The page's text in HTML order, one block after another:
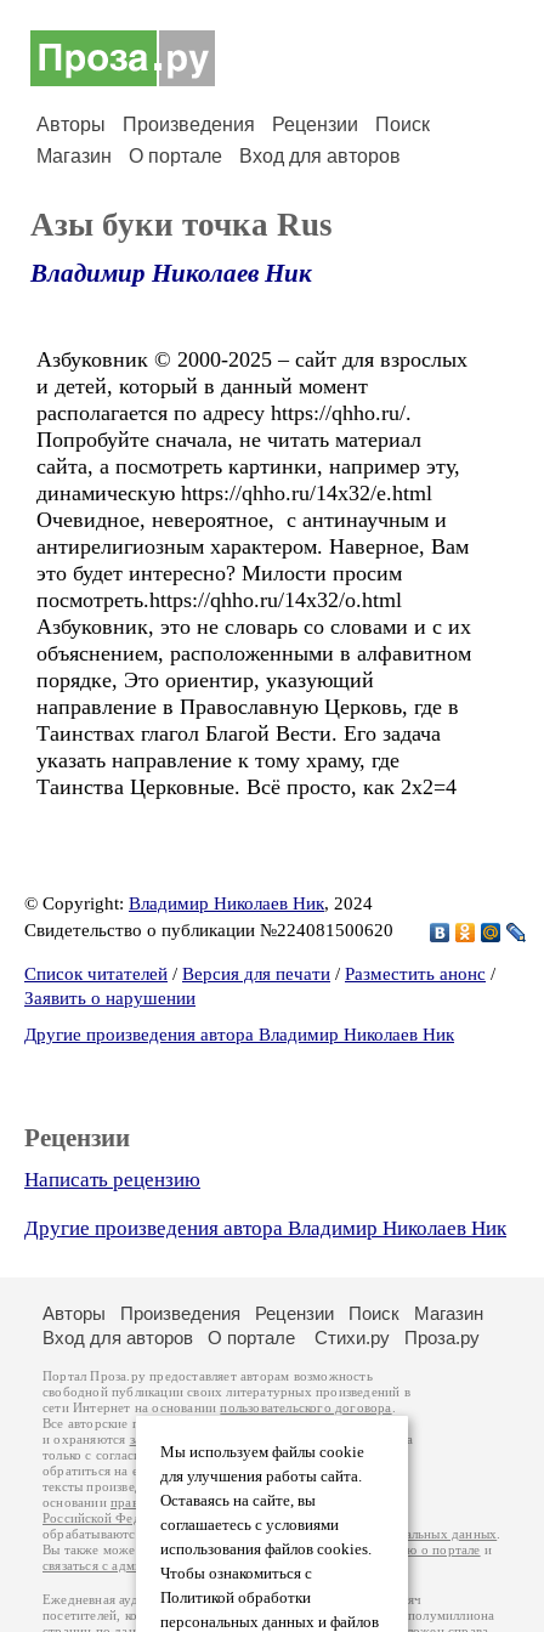
Авторы Произведения Рецензии
Поиск
Магазин
О портале Вход для авторов
Азы буки точка Rus
Владимир Николаев Ник
Азбуковник © 2000-2025 – сайт для взрослых
и детей, который в данный момент
располагается по адресу https://qhho.ru/.
Попробуйте сначала, не читать материал
сайта, а посмотреть картинки, например эту,
динамическую https://qhho.ru/14x32/e.html
Очевидное, невероятное, с антинаучным и
антирелигиозным характером. Наверное, Вам
это будет интересно? Милости просим
посмотреть.https://qhho.ru/14x32/o.html
Азбуковник, это не словарь со словами и с их
объяснением, расположенными в алфавитном
порядке, Это ориентир, указующий
направление в Православную Церковь, где в
Таинствах глагол Благой Вести. Его задача
указать направление к тому храму, где
Таинства Церковные. Всё просто, как 2х2=4
© Copyright: Владимир Николаев Ник, 2024
Свидетельство о публикации №224081500620
Список читателей / Версия для печати / Разместить анонс /
Заявить о нарушении
Другие произведения автора Владимир Николаев Ник
Рецензии
Написать рецензию
Другие произведения автора Владимир Николаев Ник
Мы используем файлы cookie
для улучшения работы сайта.
Оставаясь на сайте, вы
соглашаетесь с условиями
использования файлов cookies.
Чтобы ознакомиться с
Политикой обработки
персональных данных и файлов
Авторы Произведения Рецензии Поиск
Магазин
Вход для авторов
О портале Стихи.ру Проза.ру
Портал Проза.ру предоставляет авторам возможность
свободной публикации своих литературных произведений в
сети Интернет на основаниипользовательского договора
Все авторские права на произведения принадлежат авторам
и охраняются законом
. Перепечатка произведений возможна
только с согласия его автора, к которому вы можете
обратиться на его авторской странице. Ответственность за
тексты произведений авторы несут самостоятельно на
основанииправил публикацииизаконодательства
Российской Федерации
обрабатываются на основанииПолитики обработки персональных данных
Вы также можете посмотреть более подробнуюинформацию о портале и
связаться с администрацией
Ежедневная аудитория портала Проза.ру – порядка 100 тысяч
посетителей, которые в общей сумме просматривают более полумиллиона